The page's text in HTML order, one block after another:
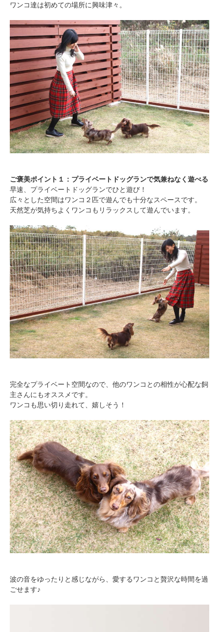
ワンコ達は初めての場所に興味津々。
ご褒美ポイント１：プライベートドッグランで気兼ねなく遊べる
早速、プライベートドッグランでひと遊び！
広々とした空間はワンコ２匹で遊んでも十分なスペースです。
天然芝が気持ちよくワンコもリラックスして遊んでいます。
完全なプライベート空間なので、他のワンコとの相性が心配な飼
主さんにもオススメです。
ワンコも思い切り走れて、嬉しそう！
波の音をゆったりと感じながら、愛するワンコと贅沢な時間を過
ごせます♪